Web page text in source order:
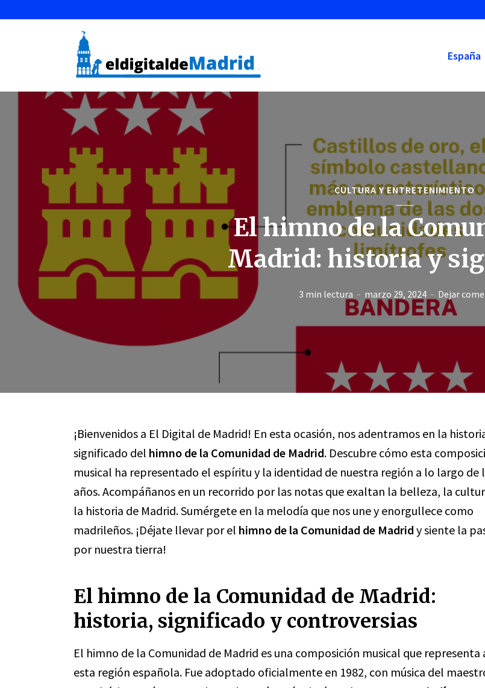
España
CULTURA Y ENTRETENIMIENTO
El himno de la
Madrid: historia y
3 min lectura marzo 29, 2024 Dejar
¡Bienvenidos a El Digital de Madrid! En esta ocasión, nos adentramos en la
significado del himno de la Comunidad de Madrid. Descubre cómo esta
musical ha representado el espíritu y la identidad de nuestra región a lo largo de
años. Acompáñanos en un recorrido por las notas que exaltan la belleza, la
la historia de Madrid. Sumérgete en la melodía que nos une y enorgullece como
madrileños. ¡Déjate llevar por el himno de la Comunidad de Madrid y siente la
por nuestra tierra!
El himno de la Comunidad de Madrid:
historia, significado y controversias
El himno de la Comunidad de Madrid es una composición musical que representa
esta región española. Fue adoptado oficialmente en 1982, con música del